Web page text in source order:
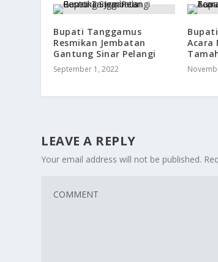
Bupati Tanggamus
Resmikan Jembatan
Gantung Sinar Pelangi
September 1, 2022
Acara
LEAVE A REPLY
Your email address will not be published.